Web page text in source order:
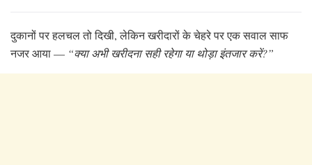
दुकानों पर हलचल तो दिखी, लेकिन खरीदारों के चेहरे पर एक सवाल साफ
नजर आया — “क्या अभी खरीदना सही रहेगा या थोड़ा इंतजार करें?”